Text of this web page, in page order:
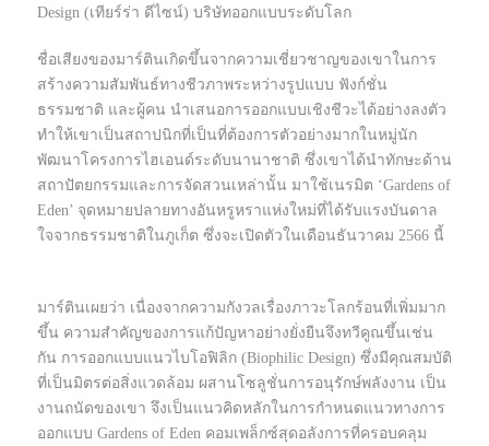
Design (เทียร์ร่า ดีไซน์) บริษัทออกแบบระดับโลก
ชื่อเสียงของมาร์ตินเกิดขึ้นจากความเชี่ยวชาญของเขาในการ
สร้างความสัมพันธ์ทางชีวภาพระหว่างรูปแบบ ฟังก์ชั่น
ธรรมชาติ และผู้คน นำเสนอการออกแบบเชิงชีวะได้อย่างลงตัว
ทำให้เขาเป็นสถาปนิกที่เป็นที่ต้องการตัวอย่างมากในหมู่นัก
พัฒนาโครงการไฮเอนด์ระดับนานาชาติ ซึ่งเขาได้นำทักษะด้าน
สถาปัตยกรรมและการจัดสวนเหล่านั้น มาใช้เนรมิต ‘Gardens of
Eden’ จุดหมายปลายทางอันหรูหราแห่งใหม่ที่ได้รับแรงบันดาล
ใจจากธรรมชาติในภูเก็ต ซึ่งจะเปิดตัวในเดือนธันวาคม 2566 นี้
มาร์ตินเผยว่า เนื่องจากความกังวลเรื่องภาวะโลกร้อนที่เพิ่มมาก
ขึ้น ความสำคัญของการแก้ปัญหาอย่างยั่งยืนจึงทวีคูณขึ้นเช่น
กัน การออกแบบแนวไบโอฟิลิก (Biophilic Design) ซึ่งมีคุณสมบัติ
ที่เป็นมิตรต่อสิ่งแวดล้อม ผสานโซลูชั่นการอนุรักษ์พลังงาน เป็น
งานถนัดของเขา จึงเป็นแนวคิดหลักในการกำหนดแนวทางการ
ออกแบบ Gardens of Eden คอมเพล็กซ์สุดอลังการที่ครอบคลุม